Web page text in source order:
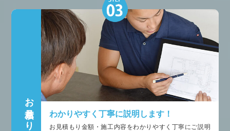
お見積もり わかりやすく丁寧に説明します！
お見積もり金額・施工内容をわかりやすく丁寧にご説明